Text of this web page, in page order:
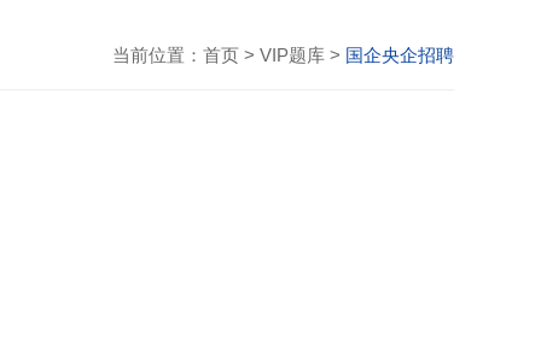
当前位置： 首页 > VIP题库 > 国企央企招聘